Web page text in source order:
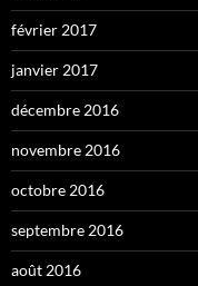
février 2017
janvier 2017
décembre 2016
novembre 2016
octobre 2016
septembre 2016
août 2016